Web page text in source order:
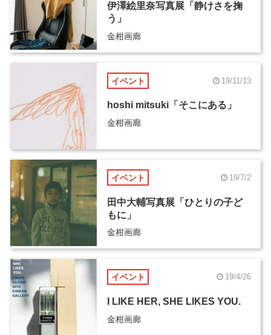
伊澤絵里奈写真展「静けさを掬
う」
金柑画廊
イベント 19/11/13
hoshi mitsuki「そこにある」
金柑画廊
イベント 19/7/2
田中大輔写真展「ひとりの子ど
もに」
金柑画廊
イベント 19/4/26
I LIKE HER, SHE LIKES YOU.
金柑画廊